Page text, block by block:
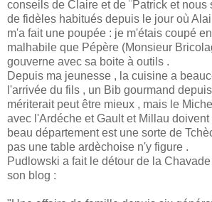
conseils de Claire et de ¨Patrick et nous
de fidèles habitués depuis le jour où
m'a fait une poupée : je m'étais coupé
malhabile que Pépère (Monsieur
gouverne avec sa boite à outils .
Depuis ma jeunesse , la cuisine a
l'arrivée du fils , un Bib gourmand
mériterait peut être mieux , mais le
avec l'Ardéche et Gault et Millau
beau département est une sorte de
pas une table ardèchoise n'y figure .
Pudlowski a fait le détour de la
son blog :